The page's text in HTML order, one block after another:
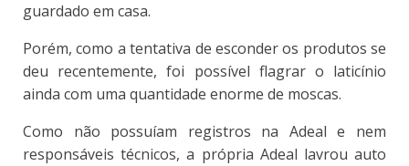
guardado em casa.
Porém, como a tentativa de esconder os produtos se
deu recentemente, foi possível flagrar o laticínio
ainda com uma quantidade enorme de moscas.
Como não possuíam registros na Adeal e nem
responsáveis técnicos, a própria Adeal lavrou auto